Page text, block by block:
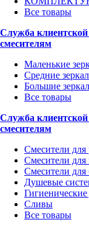
Все товары
Служба клиентской
смесителям
Маленькие
Средние
Большие
Все товары
Служба клиентской
смесителям
Смесители
Смесители
Смесители для
Душевые
Сливы
Все товары